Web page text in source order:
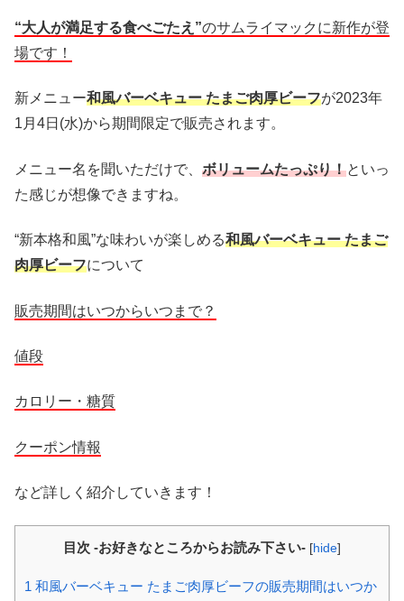
“大人が満足する食べごたえ”のサムライマックに新作が登
場です！
新メニュー和風バーベキュー たまご肉厚ビーフが2023年
1月4日(水)から期間限定で販売されます。
メニュー名を聞いただけで、 ボリュームたっぷり！といっ
た感じが想像できますね。
“新本格和風”な味わいが楽しめる和風バーベキュー たまご
肉厚ビーフについて
販売期間はいつからいつまで？
値段
カロリー・糖質
クーポン情報
など詳しく紹介していきます！
目次 -お好きなところからお読み下さい- [hide]
1 和風バーベキュー たまご肉厚ビーフの販売期間はいつか